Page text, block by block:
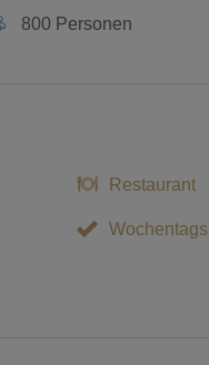
800 Personen
Restaurant
Wochentags